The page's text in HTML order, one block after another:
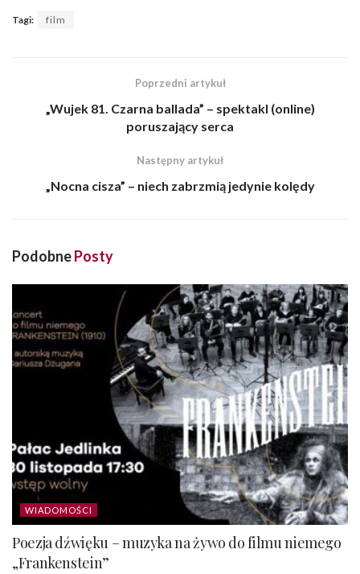
Tagi: film
Poprzedni artykuł
„Wujek 81. Czarna ballada” – spektakl (online)
poruszający serca
Następny artykuł
„Nocna cisza” – niech zabrzmią jedynie kolędy
PodobnePosty
WIADOMOŚCI
Poezja dźwięku – muzyka na żywo do filmu niemego
„Frankenstein”